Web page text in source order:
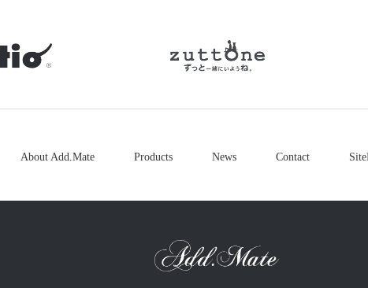
About Add.Mate Products News Contact